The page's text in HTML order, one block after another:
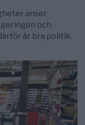
anser
och
är bra politik.